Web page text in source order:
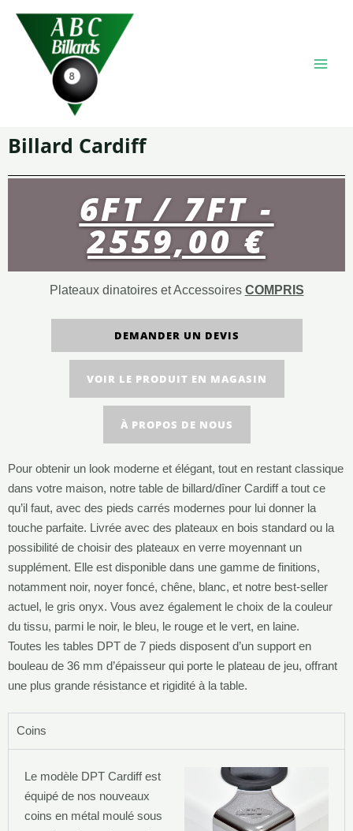
Billard Cardiff
6FT / 7FT -
2559,00 €
Plateaux dinatoires et Accessoires COMPRIS
DEMANDER UN DEVIS
VOIR LE PRODUIT EN MAGASIN
À PROPOS DE NOUS
Pour obtenir un look moderne et élégant, tout en restant classique
dans votre maison, notre table de billard/dîner Cardiff a tout ce
qu’il faut, avec des pieds carrés modernes pour lui donner la
touche parfaite. Livrée avec des plateaux en bois standard ou la
possibilité de choisir des plateaux en verre moyennant un
supplément. Elle est disponible dans une gamme de finitions,
notamment noir, noyer foncé, chêne, blanc, et notre best-seller
actuel, le gris onyx. Vous avez également le choix de la couleur
du tissu, parmi le noir, le bleu, le rouge et le vert, en laine.
Toutes les tables DPT de 7 pieds disposent d’un support en
bouleau de 36 mm d’épaisseur qui porte le plateau de jeu, offrant
une plus grande résistance et rigidité à la table.
Coins
Le modèle DPT Cardiff est
équipé de nos nouveaux
coins en métal moulé sous